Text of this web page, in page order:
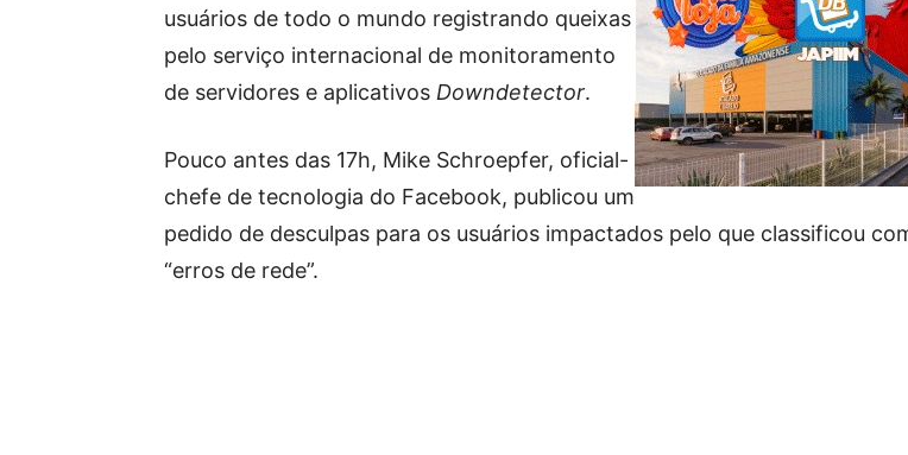
usuários de todo o mundo registrando queixas
pelo serviço internacional de monitoramento
de servidores e aplicativos Downdetector.
Pouco antes das 17h, Mike Schroepfer, oficial-
chefe de tecnologia do Facebook, publicou um
pedido de desculpas para os usuários impactados pelo que classificou
“erros de rede”.